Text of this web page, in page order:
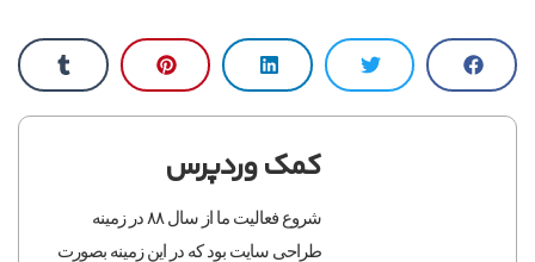
کمک وردپرس
شروع فعالیت ما از سال ۸۸ در زمینه
طراحی سایت بود که در این زمینه بصورت